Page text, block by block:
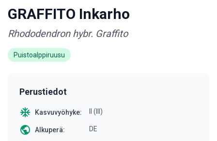
GRAFFITO Inkarho
Rhododendron hybr. Graffito
Puistoalppiruusu
Perustiedot
ac_unit Kasvuvyöhyke: II (III)
public Alkuperä: DE